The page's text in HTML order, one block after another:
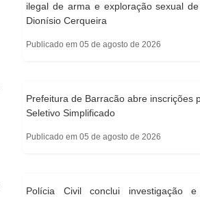
ilegal de arma e exploração sexual
Dionísio Cerqueira
Publicado em 05 de agosto de 2026
Prefeitura de Barracão abre inscrições
Seletivo Simplificado
Publicado em 05 de agosto de 2026
Polícia Civil conclui investigação